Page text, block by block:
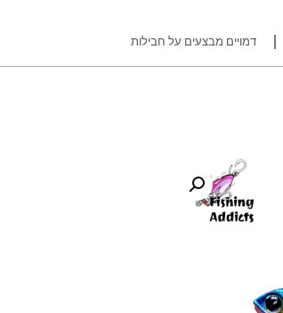
דמויים מבצעים על חבילות